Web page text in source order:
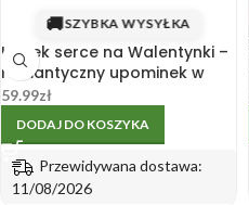
🚚SZYBKA WYSYŁKA
Kubek serce na Walentynki –
romantyczny upominek w
eleganckim opakowaniu
59.99zł
DODAJ DO KOSZYKA
Przewidywana dostawa:
11/08/2026